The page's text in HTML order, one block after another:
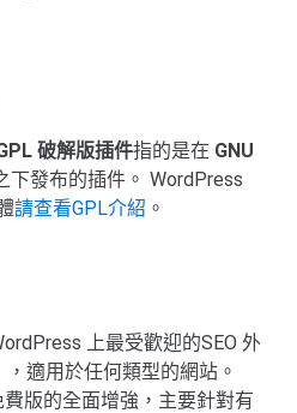
破解版插件指的是在 GNU
下發布的插件。 WordPress
請查看GPL介紹 。
上最受歡迎的SEO 外
，適用於任何類型的網站。
費版的全面增強，主要針對有